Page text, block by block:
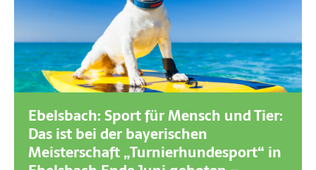
Ebelsbach: Sport für Mensch und Tier:
Das ist bei der bayerischen
Meisterschaft „Turnierhundesport“ in